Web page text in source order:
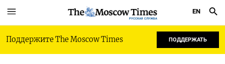
РУССКАЯ СЛУЖБА
EN
Поддержите The Moscow Times ПОДДЕРЖАТЬ